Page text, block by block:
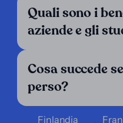
Quali sono i
aziende e gli
Cosa succede
perso?
Bolivia
Colombia
Finlandia